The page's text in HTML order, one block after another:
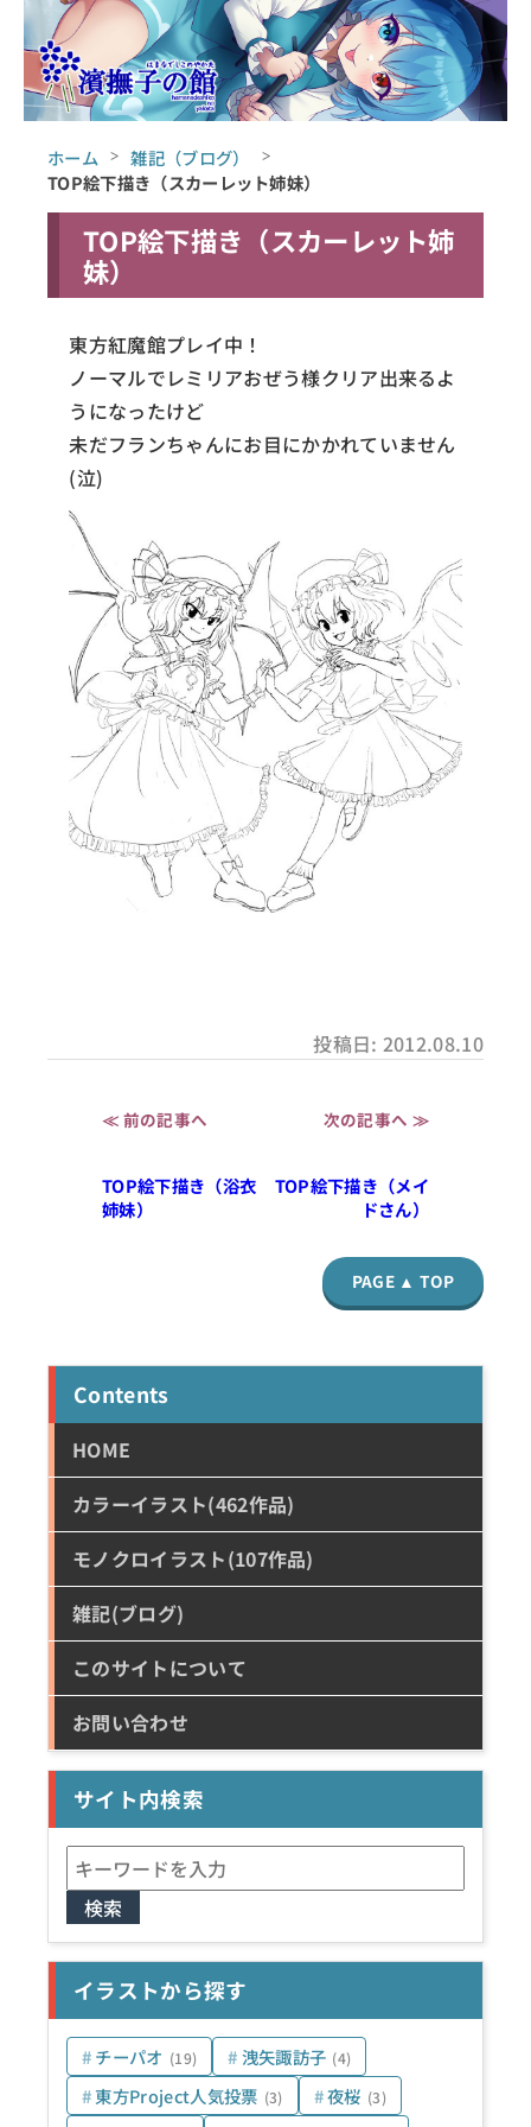
ホーム
雑記（ブログ）
TOP絵下描き（スカーレット姉妹）
TOP絵下描き（スカーレット姉
妹）
東方紅魔館プレイ中！
ノーマルでレミリアおぜう様クリア出来るよ
うになったけど
未だフランちゃんにお目にかかれていません
(泣)
投稿日: 2012.08.10
≪ 前の記事へ
TOP絵下描き（浴衣
姉妹）
次の記事へ ≫
TOP絵下描き（メイ
ドさん）
PAGE ▲ TOP
Contents
HOME
カラーイラスト(462作品)
モノクロイラスト(107作品)
雑記(ブログ)
このサイトについて
お問い合わせ
サイト内検索
検
索:
イラストから探す
チーパオ (19) 洩矢諏訪子 (4)
東方Project人気投票 (3) 夜桜 (3)